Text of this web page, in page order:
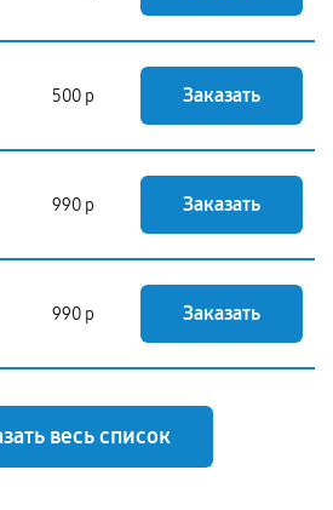
500 р Заказать
990 р Заказать
990 р Заказать
весь список